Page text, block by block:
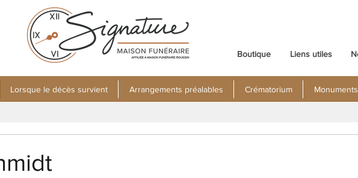
Boutique Liens utiles
Lorsque le décès survient Arrangements préalables Crématorium